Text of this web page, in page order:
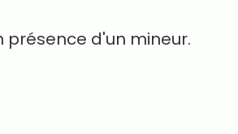
d'un mineur.